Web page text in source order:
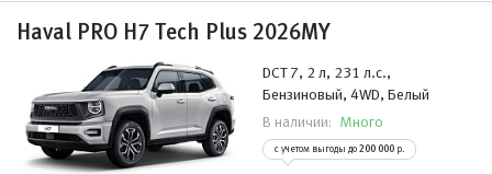
Haval PRO H7 Tech Plus 2026MY
DCT 7, 2 л, 231 л.с.,
Бензиновый, 4WD, Белый
В наличии: Много
с учетом выгоды до 200 000 р.